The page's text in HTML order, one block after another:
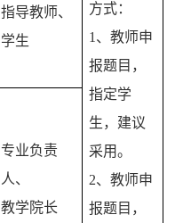
指导教师、
学生
方式：
1、教师申
报题目，
指定学
生，建议
采用。
2、教师申
报题目，
专业负责
人、
教学院长